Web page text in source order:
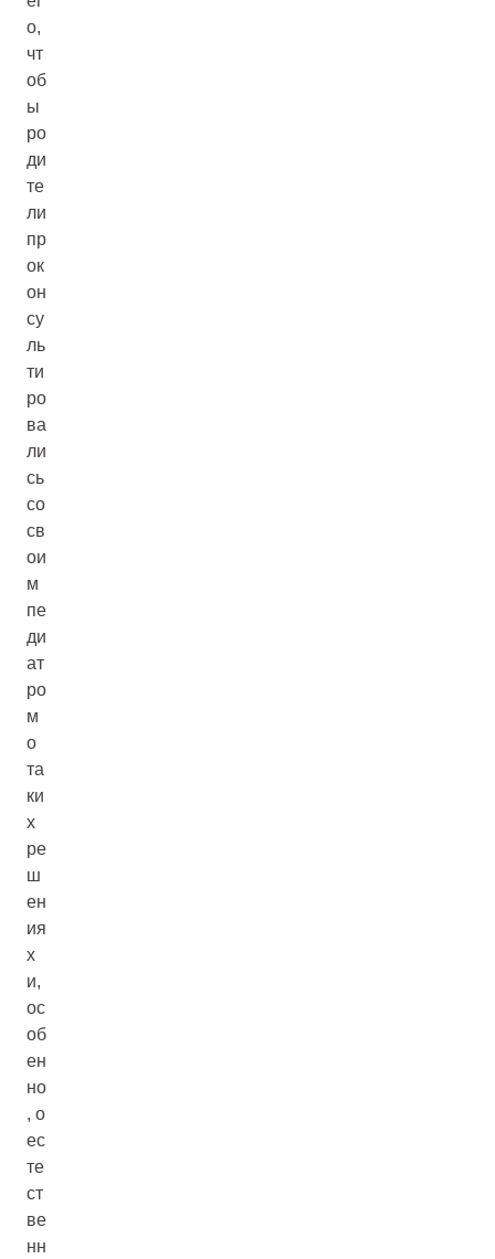
о,
чт
об
ы
ро
ди
те
ли
пр
ок
он
су
ль
ти
ро
ва
ли
сь
со
св
ои
м
пе
ди
ат
ро
м
о
та
ки
х
ре
ш
ен
ия
х
и,
ос
об
ен
но
, о
ес
те
ст
ве
нн